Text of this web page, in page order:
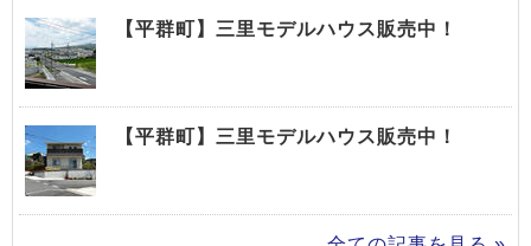
【平群町】三里モデルハウス販売中！
【平群町】三里モデルハウス販売中！